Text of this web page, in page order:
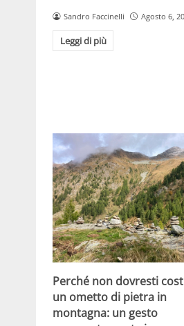
Sandro Faccinelli Agosto 6,
Leggi di più
Perché non dovresti
un ometto di pietra in
montagna: un gesto